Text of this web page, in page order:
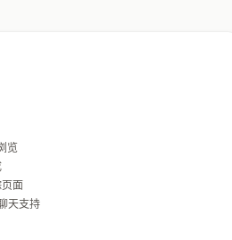
览
面
天支持